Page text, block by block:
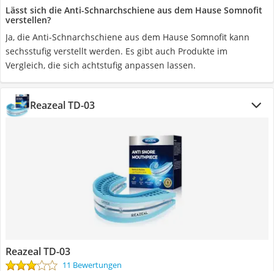
Lässt sich die Anti-Schnarchschiene aus dem Hause Somnofit
verstellen?
Ja, die Anti-Schnarchschiene aus dem Hause Somnofit kann
sechsstufig verstellt werden. Es gibt auch Produkte im
Vergleich, die sich achtstufig anpassen lassen.
Reazeal TD-03
Reazeal TD-03
11 Bewertungen